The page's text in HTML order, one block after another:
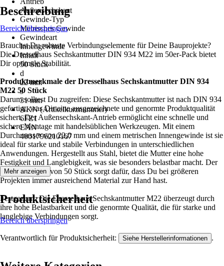
Außensechskant
Gewinde-Typ
Metrisches Gewinde
Gewindeart
Innengewinde
Inhalt
50 Stück
d
22 mm
s
31 mm
AKN (Artikelkurznummer)
6FZ1
EAN
4001796210167
Beschreibung
Bereich überspringen
Brauchst Du robuste Verbindungselemente für Deine Bauprojekte?
Die Dresselhaus Sechskantmutter DIN 934 M22 im 50er-Pack bietet
Dir optimale Stabilität.
Produktmerkmale der Dresselhaus Sechskantmutter DIN 934
M22 50 Stück
Darum solltest Du zugreifen: Diese Sechskantmutter ist nach DIN 934
gefertigt, was Dir eine ausgezeichnete und genormte Produktqualität
sichert. Der Außensechskant-Antrieb ermöglicht eine schnelle und
sichere Montage mit handelsüblichen Werkzeugen. Mit einem
Durchmesser von 22,0 mm und einem metrischen Innengewinde ist sie
ideal für starke und stabile Verbindungen in unterschiedlichen
Anwendungen. Hergestellt aus Stahl, bietet die Mutter eine hohe
Festigkeit und Langlebigkeit, was sie besonders belastbar macht. Der
Packungsinhalt von 50 Stück sorgt dafür, dass Du bei größeren
Projekten immer ausreichend Material zur Hand hast.
Festgezurrt: Die Dresselhaus Sechskantmutter M22 überzeugt durch
ihre hohe Belastbarkeit und die genormte Qualität, die für starke und
langlebige Verbindungen sorgt.
Mehr anzeigen
Produktsicherheit
Bereich überspringen
Verantwortlich für Produktsicherheit: Siehe Herstellerinformationen .